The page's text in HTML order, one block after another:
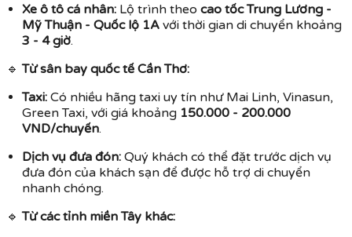
Xe ô tô cá nhân: Lộ trình theo cao tốc Trung Lương -
Mỹ Thuận - Quốc lộ 1A với thời gian di chuyển khoảng
3 - 4 giờ.
🔹Từ sân bay quốc tế Cần Thơ:
Taxi: Có nhiều hãng taxi uy tín như Mai Linh, Vinasun,
Green Taxi, với giá khoảng 150.000 - 200.000
VND/chuyến.
Dịch vụ đưa đón: Quý khách có thể đặt trước dịch vụ
đưa đón của khách sạn để được hỗ trợ di chuyển
nhanh chóng.
🔹Từ các tỉnh miền Tây khác: